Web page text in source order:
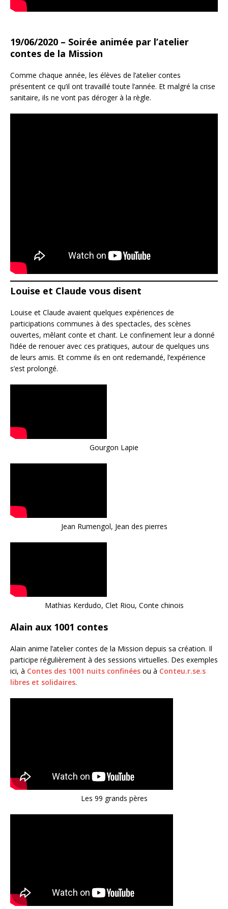
19/06/2020 – Soirée animée par l’atelier
contes de la Mission
Comme chaque année, les élèves de l’atelier contes
présentent ce qu’il ont travaillé toute l’année. Et malgré la crise
sanitaire, ils ne vont pas déroger à la règle.
Louise et Claude vous disent
Louise et Claude avaient quelques expériences de
participations communes à des spectacles, des scènes
ouvertes, mêlant conte et chant. Le confinement leur a donné
l’idée de renouer avec ces pratiques, autour de quelques uns
de leurs amis. Et comme ils en ont redemandé, l’expérience
s’est prolongé.
Gourgon Lapie
Jean Rumengol, Jean des pierres
Mathias Kerdudo, Clet Riou, Conte chinois
Alain aux 1001 contes
Alain anime l’atelier contes de la Mission depuis sa création. Il
participe régulièrement à des sessions virtuelles. Des exemples
ici, à Contes des 1001 nuits confinées ou à Conteu.r.se.s
libres et solidaires.
Les 99 grands pères